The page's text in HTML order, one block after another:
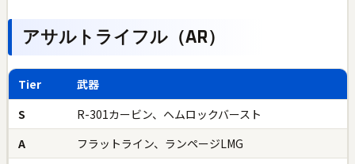
アサルトライフル（AR）
Tier
武器
S
R-301カービン、ヘムロックバースト
A
フラットライン、ランページLMG